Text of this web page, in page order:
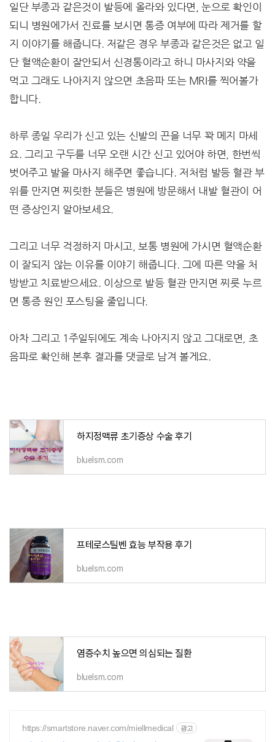
일단 부종과 같은것이 발등에 올라와 있다면, 눈으로 확인이
되니 병원에가서 진료를 보시면 통증 여부에 따라 제거를 할
지 이야기를 해줍니다. 저같은 경우 부종과 같은것은 없고 일
단 혈액순환이 잘안되서 신경통이라고 하니 마사지와 약을
먹고 그래도 나아지지 않으면 초음파 또는 MRI를 찍어볼가
합니다.
하루 종일 우리가 신고 있는 신발의 끈을 너무 꽉 메지 마세
요. 그리고 구두를 너무 오랜 시간 신고 있어야 하면, 한번씩
벗어주고 발을 마사지 해주면 좋습니다. 저처럼 발등 혈관 부
위를 만지면 찌릿한 분들은 병원에 방문해서 내발 혈관이 어
떤 증상인지 알아보세요.
그리고 너무 걱정하지 마시고, 보통 병원에 가시면 혈액순환
이 잘되지 않는 이유를 이야기 해줍니다. 그에 따른 약을 처
방받고 치료받으세요. 이상으로 발등 혈관 만지면 찌릇 누르
면 통증 원인 포스팅을 줄입니다.
아차 그리고 1주일뒤에도 계속 나아지지 않고 그대로면, 초
음파로 확인해 본후 결과를 댓글로 남겨 볼게요.
하지정맥류 초기증상 수술 후기
bluelsm.com
프테로스틸벤 효능 부작용 후기
bluelsm.com
염증수치 높으면 의심되는 질환
bluelsm.com
https://smartstore.naver.com/miellmedical 광고